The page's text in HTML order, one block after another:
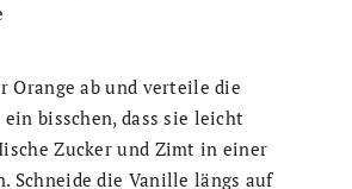
Orange ab und verteile die
ein bisschen, dass sie leicht
Zucker und Zimt in einer
Schneide die Vanille längs auf